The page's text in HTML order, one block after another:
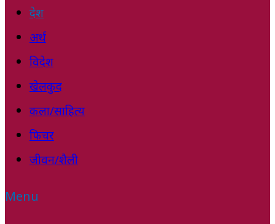
देश
अर्थ
विदेश
खेलकुद
कला/साहित्य
फिचर
जीवन/शैली
Menu